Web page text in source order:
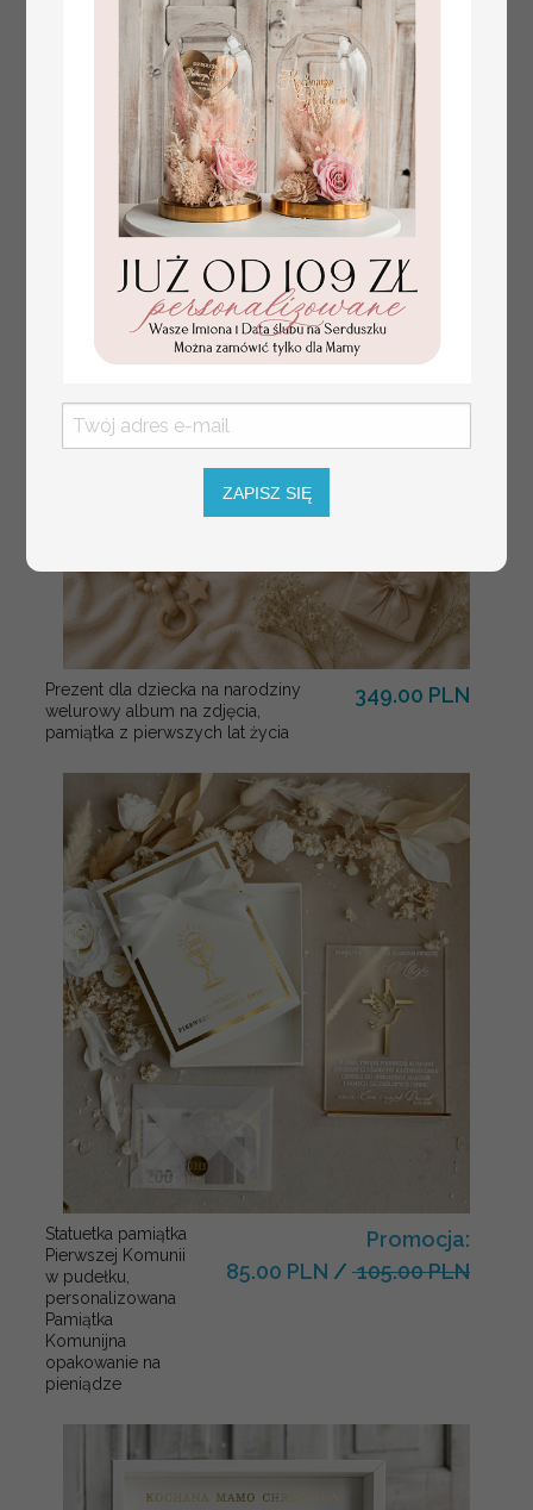
złote winietki na komunię, winietka
dekoracja stołu na komunii, komunijne
winietki z naturalnym kłosem
4.50 PLN
Prezent dla dziecka na narodziny
welurowy album na zdjęcia,
pamiątka z pierwszych lat życia
349.00 PLN
Statuetka pamiątka
Pierwszej Komunii
w pudełku,
personalizowana
Pamiątka
Komunijna
opakowanie na
pieniądze
Promocja:
85.00 PLN / 105.00 PLN
ZAPISZ SIĘ